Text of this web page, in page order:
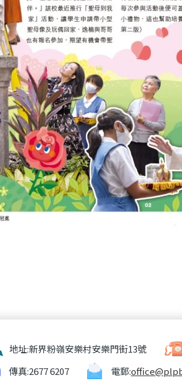
地址:新界粉嶺安樂村安樂門街13號
傳真:2677 6207 電郵: